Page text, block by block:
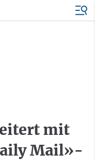
mit
Mail»-